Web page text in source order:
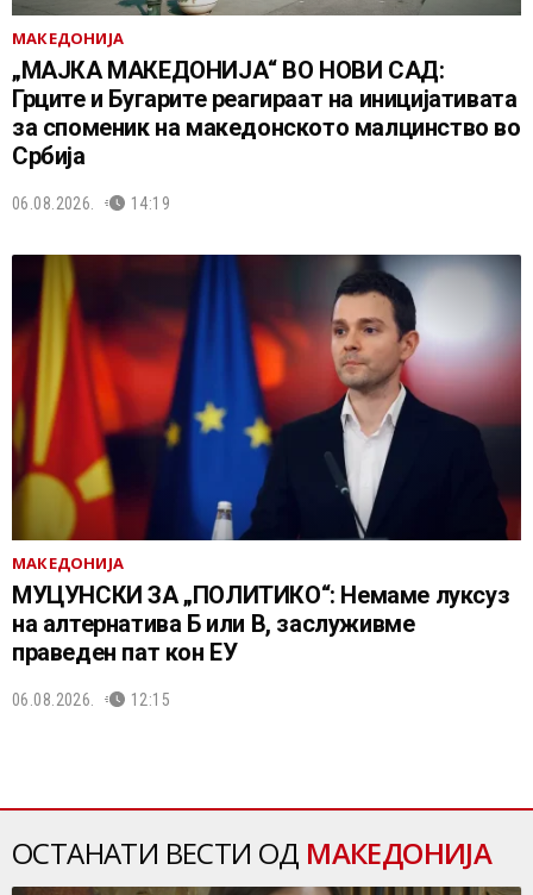
МАКЕДОНИЈА
„МАЈКА МАКЕДОНИЈА“ ВО НОВИ САД:
Грците и Бугарите реагираат на иницијативата
за споменик на македонското малцинство во
Србија
06.08.2026. 14:19
МАКЕДОНИЈА
МУЦУНСКИ ЗА „ПОЛИТИКО“: Немаме луксуз
на алтернатива Б или В, заслуживме
праведен пат кон ЕУ
06.08.2026. 12:15
ОСТАНАТИ ВЕСТИ ОД МАКЕДОНИЈА